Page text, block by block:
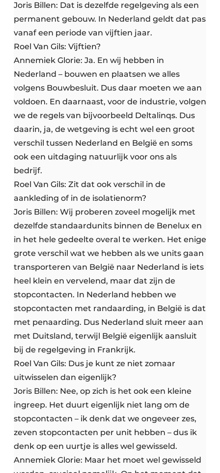
Joris Billen: Dat is dezelfde regelgeving als een
permanent gebouw. In Nederland geldt dat pas
vanaf een periode van vijftien jaar.
Roel Van Gils: Vijftien?
Annemiek Glorie: Ja. En wij hebben in
Nederland – bouwen en plaatsen we alles
volgens Bouwbesluit. Dus daar moeten we aan
voldoen. En daarnaast, voor de industrie, volgen
we de regels van bijvoorbeeld Deltalinqs. Dus
daarin, ja, de wetgeving is echt wel een groot
verschil tussen Nederland en België en soms
ook een uitdaging natuurlijk voor ons als
bedrijf.
Roel Van Gils: Zit dat ook verschil in de
aankleding of in de isolatienorm?
Joris Billen: Wij proberen zoveel mogelijk met
dezelfde standaardunits binnen de Benelux en
in het hele gedeelte overal te werken. Het enige
grote verschil wat we hebben als we units gaan
transporteren van België naar Nederland is iets
heel klein en vervelend, maar dat zijn de
stopcontacten. In Nederland hebben we
stopcontacten met randaarding, in België is dat
met penaarding. Dus Nederland sluit meer aan
met Duitsland, terwijl België eigenlijk aansluit
bij de regelgeving in Frankrijk.
Roel Van Gils: Dus je kunt ze niet zomaar
uitwisselen dan eigenlijk?
Joris Billen: Nee, op zich is het ook een kleine
ingreep. Het duurt eigenlijk niet lang om de
stopcontacten – ik denk dat we ongeveer zes,
zeven stopcontacten per unit hebben – dus ik
denk op een uurtje is alles wel gewisseld.
Annemiek Glorie: Maar het moet wel gewisseld